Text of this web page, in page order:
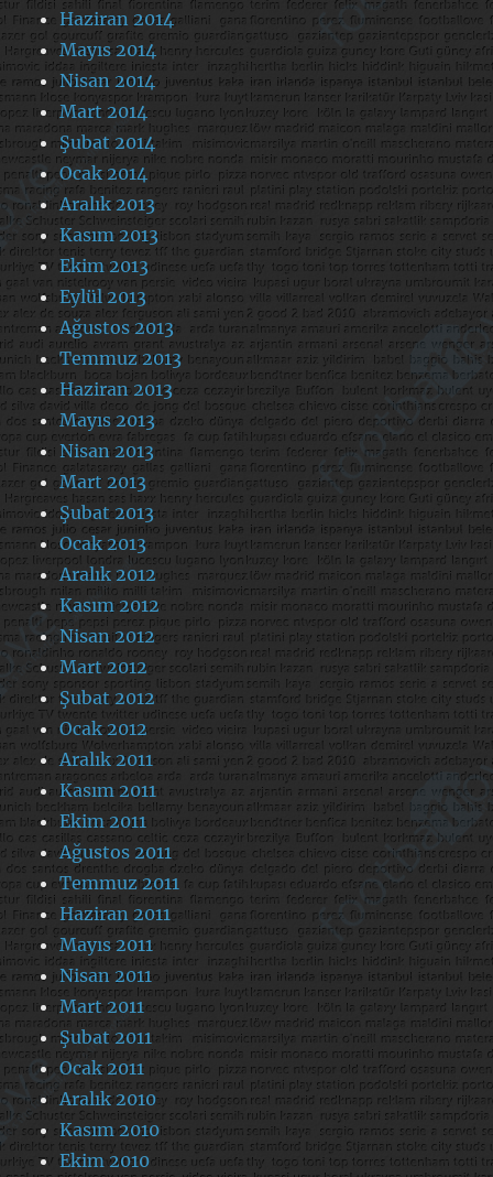
Haziran 2014
Mayıs 2014
Nisan 2014
Mart 2014
Şubat 2014
Ocak 2014
Aralık 2013
Kasım 2013
Ekim 2013
Eylül 2013
Ağustos 2013
Temmuz 2013
Haziran 2013
Mayıs 2013
Nisan 2013
Mart 2013
Şubat 2013
Ocak 2013
Aralık 2012
Kasım 2012
Nisan 2012
Mart 2012
Şubat 2012
Ocak 2012
Aralık 2011
Kasım 2011
Ekim 2011
Ağustos 2011
Temmuz 2011
Haziran 2011
Mayıs 2011
Nisan 2011
Mart 2011
Şubat 2011
Ocak 2011
Aralık 2010
Kasım 2010
Ekim 2010